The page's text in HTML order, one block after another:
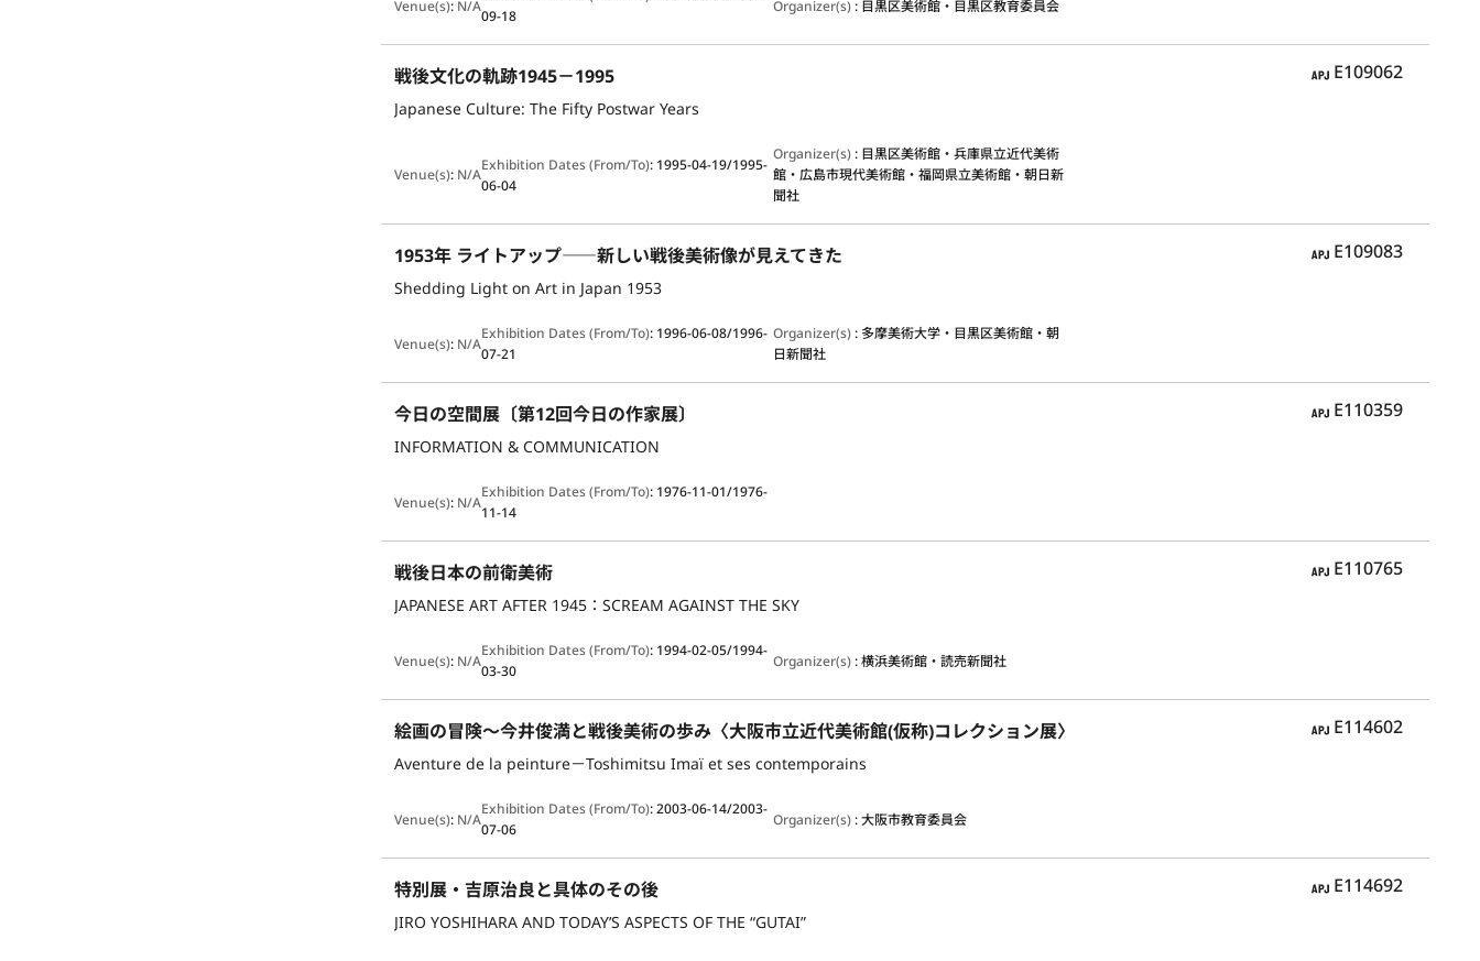
Venue(s): N/A
09-18
Organizer(s): 目黒区美術館・目黒区教育委員会
APJ
E109062
戦後文化の軌跡1945－1995
Japanese Culture: The Fifty Postwar Years
Venue(s): N/A
Exhibition Dates (From/To): 1995-04-19/1995-
06-04
Organizer(s): 目黒区美術館・兵庫県立近代美術
館・広島市現代美術館・福岡県立美術館・朝日新
聞社
APJ
E109083
1953年 ライトアップ――新しい戦後美術像が見えてきた
Shedding Light on Art in Japan 1953
Venue(s): N/A
Exhibition Dates (From/To): 1996-06-08/1996-
07-21
Organizer(s): 多摩美術大学・目黒区美術館・朝
日新聞社
APJ
E110359
今日の空間展〔第12回今日の作家展〕
INFORMATION & COMMUNICATION
Venue(s): N/A
Exhibition Dates (From/To): 1976-11-01/1976-
11-14
APJ
E110765
戦後日本の前衛美術
JAPANESE ART AFTER 1945：SCREAM AGAINST THE SKY
Venue(s): N/A
Exhibition Dates (From/To): 1994-02-05/1994-
03-30
Organizer(s):横浜美術館・読売新聞社
APJ
E114602
絵画の冒険～今井俊満と戦後美術の歩み〈大阪市立近代美術館(仮称)コレクション展〉
Aventure de la peinture－Toshimitsu Imaï et ses contemporains
Venue(s): N/A
Exhibition Dates (From/To):2003-06-14/2003-
07-06
Organizer(s):大阪市教育委員会
APJ
E114692
特別展・吉原治良と具体のその後
JIRO YOSHIHARA AND TODAY’S ASPECTS OF THE “GUTAI”